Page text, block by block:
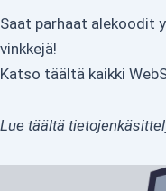
Saat parhaat alekoodit
vinkkejä!
Katso täältä kaikki
Lue täältä